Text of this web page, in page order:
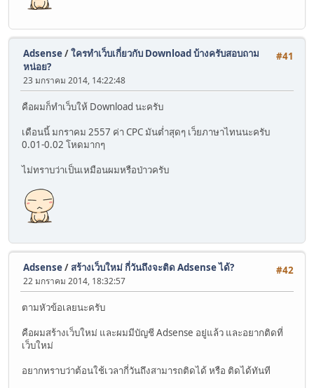
#41
Adsense/ใครทำเว็บเกี่ยวกับ Download บ้างครับสอบถาม
หน่อย?
23 มกราคม 2014, 14:22:48
คือผมก็ทำเว็บให้ Download นะครับ
เดือนนี้ มกราคม 2557 ค่า CPC มันต่ำสุดๆ เว็ยภาษาไทนนะครับ
0.01-0.02 โหดมากๆ
ไม่ทราบว่าเป็นเหมือนผมหรือป่าวครับ
#42
Adsense/ สร้างเว็บใหม่ กี่วันถึงจะติด Adsense ได้?
22 มกราคม 2014, 18:32:57
ตามหัวข้อเลยนะครับ
คือผมสร้างเว็บใหม่ และผมมีบัญชี Adsense อยู่แล้ว และอยากติดที่
เว็บใหม่
อยากทราบว่าต้อนใช้เวลากี่วันถึงสามารถติดได้ หรือ ติดได้ทันที